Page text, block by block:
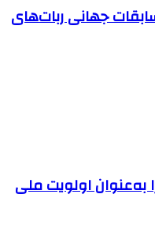
جهانی ربات‌های
به‌عنوان اولویت ملی